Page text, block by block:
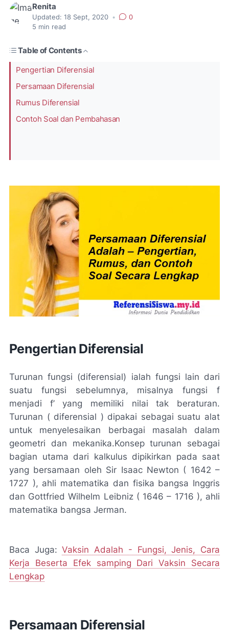
Renita
Updated: 18 Sept, 2020 •
0
5 min read
Table of Contents
Pengertian Diferensial
Persamaan Diferensial
Rumus Diferensial
Contoh Soal dan Pembahasan
Pengertian Diferensial
Turunan fungsi (diferensial) ialah fungsi lain dari
suatu fungsi sebelumnya, misalnya fungsi f
menjadi f’ yang memiliki nilai tak beraturan.
Turunan ( diferensial ) dipakai sebagai suatu alat
untuk menyelesaikan berbagai masalah dalam
geometri dan mekanika.Konsep turunan sebagai
bagian utama dari kalkulus dipikirkan pada saat
yang bersamaan oleh Sir Isaac Newton ( 1642 –
1727 ), ahli matematika dan fisika bangsa Inggris
dan Gottfried Wilhelm Leibniz ( 1646 – 1716 ), ahli
matematika bangsa Jerman.
Baca Juga:Vaksin Adalah - Fungsi, Jenis, Cara
Kerja Beserta Efek samping Dari Vaksin Secara
Lengkap
Persamaan Diferensial